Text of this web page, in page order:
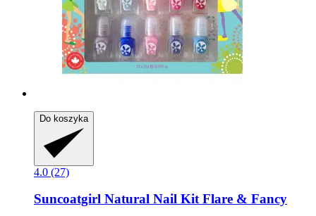
Do koszyka
4.0 (27)
Suncoatgirl Natural Nail Kit Flare & Fancy